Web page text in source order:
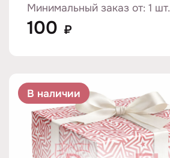
Минимальный заказ от: 1 шт.
100 ₽
В наличии